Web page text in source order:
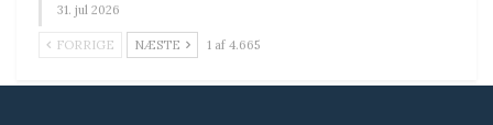
31. jul 2026
FORRIGE NÆSTE 1 af 4.665